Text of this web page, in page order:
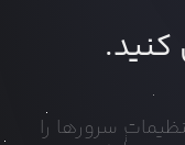
کنید.
سرورها را